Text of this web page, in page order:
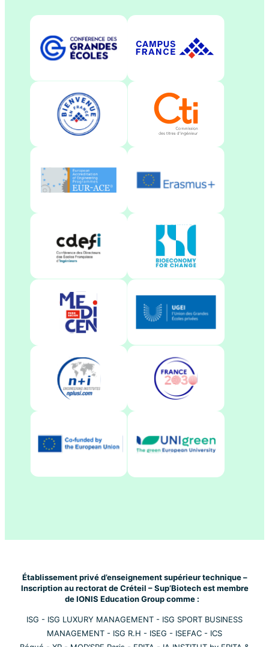
Établissement privé d’enseignement supérieur technique –
Inscription au rectorat de Créteil – Sup’Biotech est membre
de IONIS Education Group comme :
ISG - ISG LUXURY MANAGEMENT - ISG SPORT BUSINESS
MANAGEMENT - ISG R.H - ISEG - ISEFAC - ICS